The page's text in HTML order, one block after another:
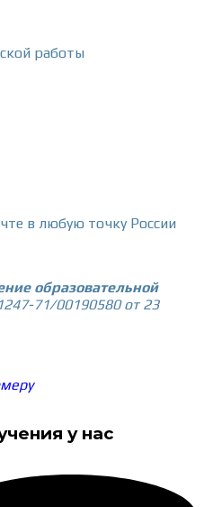
работы
в любую точку России
образовательной
71/00190580 от 23
у нас